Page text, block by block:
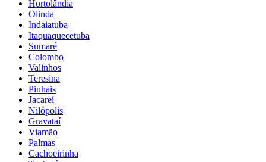
Hortolândia
Olinda
Indaiatuba
Itaquaquecetuba
Sumaré
Colombo
Valinhos
Teresina
Pinhais
Jacareí
Nilópolis
Gravataí
Viamão
Palmas
Cachoeirinha